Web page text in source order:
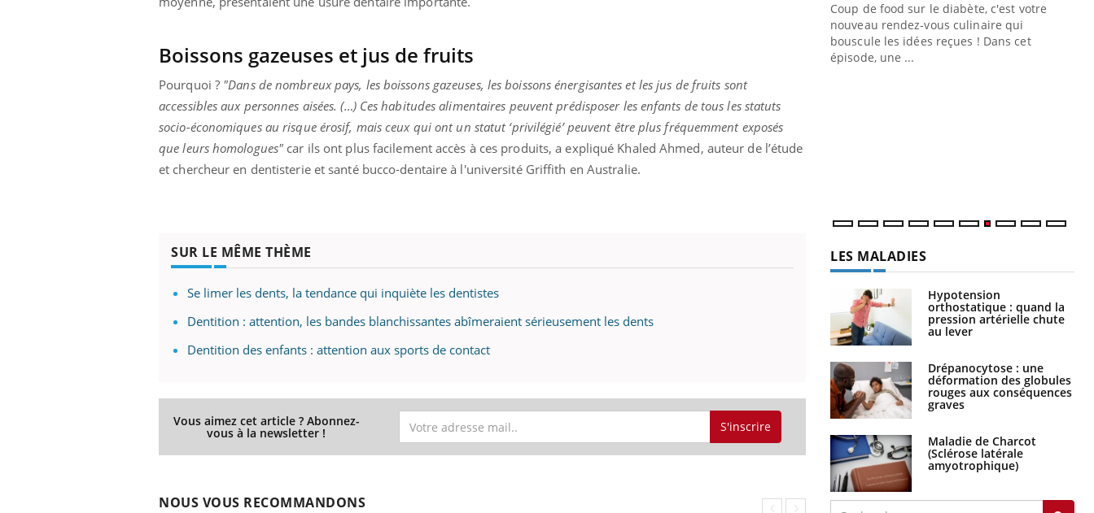
Boissons gazeuses et jus de fruits
Pourquoi ? "Dans de nombreux pays, les boissons gazeuses, les boissons énergisantes et les jus de fruits sont
accessibles aux personnes aisées. (…) Ces habitudes alimentaires peuvent prédisposer les enfants de tous les statuts
socio-économiques au risque érosif, mais ceux qui ont un statut ‘privilégié’ peuvent être plus fréquemment exposés
que leurs homologues" car ils ont plus facilement accès à ces produits, a expliqué Khaled Ahmed, auteur de l’étude
et chercheur en dentisterie et santé bucco-dentaire à l'université Griffith en Australie.
SUR LE MÊME THÈME
Se limer les dents, la tendance qui inquiète les dentistes
Dentition : attention, les bandes blanchissantes abîmeraient sérieusement les dents
Dentition des enfants : attention aux sports de contact
Vous aimez cet article ? Abonnez-
vous à la newsletter ! S'inscrire
NOUS VOUS RECOMMANDONS
soleil, activités en plein air… Nos mains
Le Ramadan approche, et, pour de
défis, mais ...
numérique » permet ...
Coup de food sur le diabète, c'est votre
nouveau rendez-vous culinaire qui
bouscule les idées reçues ! Dans cet
épisode, une ...
LES MALADIES
Hypotension
orthostatique : quand la
pression artérielle chute
au lever
Drépanocytose : une
déformation des globules
rouges aux conséquences
graves
Maladie de Charcot
(Sclérose latérale
amyotrophique)